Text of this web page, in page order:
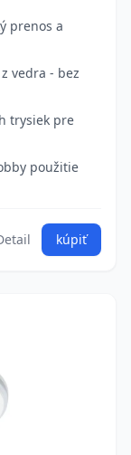
prenos a
vedra - bez
trysiek pre
použitie
kúpiť